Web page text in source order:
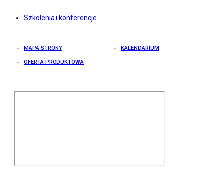
Szkolenia i konferencje
MAPA STRONY KALENDARIUM
OFERTA PRODUKTOWA